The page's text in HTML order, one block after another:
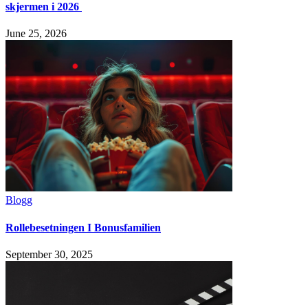
skjermen i 2026
June 25, 2026
Blogg
Rollebesetningen I Bonusfamilien
September 30, 2025